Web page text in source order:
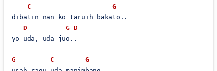
C
G
dibatin nan ko taruih bakato..
D
G D
yo uda, uda juo..
G C
G